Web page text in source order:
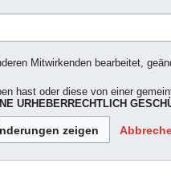
Mitwirkenden bearbeitet,
hast oder diese von einer
URHEBERRECHTLICH